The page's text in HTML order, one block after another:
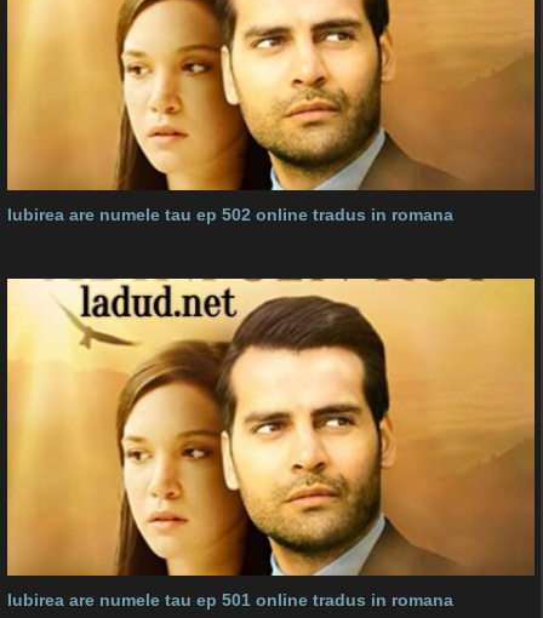
Iubirea are numele tau ep 502 online tradus in romana
Iubirea are numele tau ep 501 online tradus in romana